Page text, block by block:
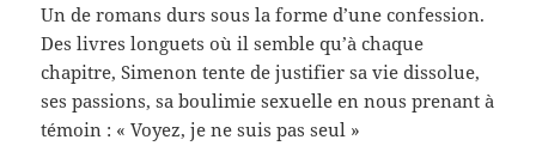
Un de romans durs sous la forme d’une confession.
Des livres longuets où il semble qu’à chaque
chapitre, Simenon tente de justifier sa vie dissolue,
ses passions, sa boulimie sexuelle en nous prenant à
témoin : « Voyez, je ne suis pas seul »